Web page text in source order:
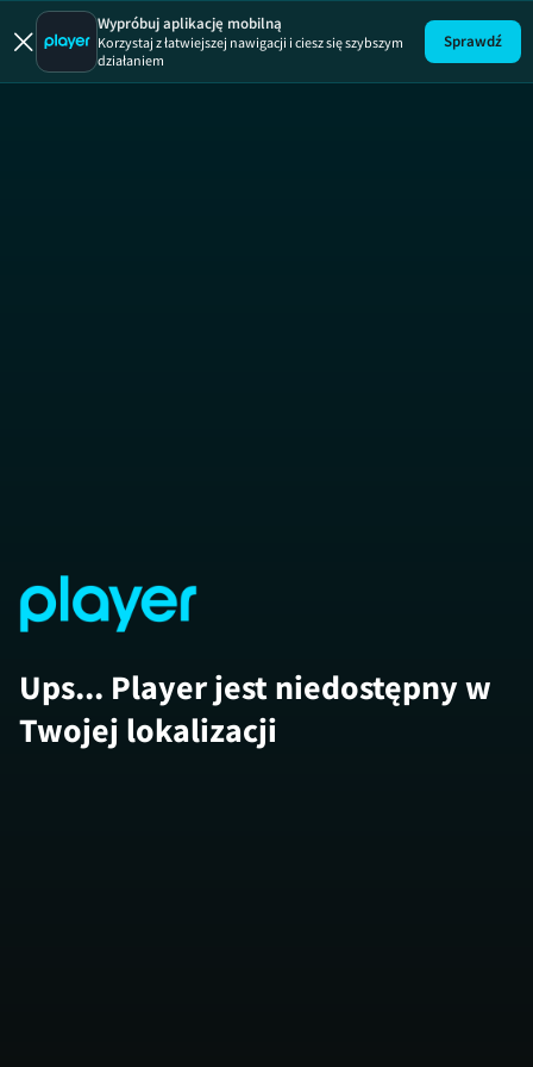
Wypróbuj aplikację mobilną
Korzystaj z łatwiejszej nawigacji i ciesz się szybszym
działaniem
Sprawdź
Ups... Player jest niedostępny w
Twojej lokalizacji